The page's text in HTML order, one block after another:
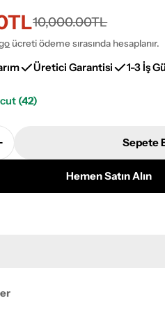
10,000.00TL
ücreti ödeme sırasında hesaplanır.
Üretici Garantisi 1-3 İş
(42)
Serisi S818A Lüks Modal
Serisi S818A
Sepete
Hemen Satın Alın